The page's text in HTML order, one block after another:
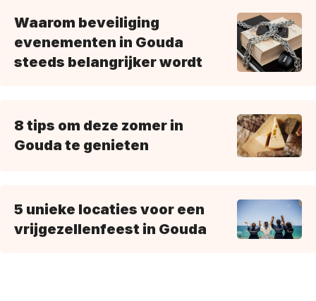
Waarom beveiliging
evenementen in Gouda
steeds belangrijker wordt
8 tips om deze zomer in
Gouda te genieten
5 unieke locaties voor een
vrijgezellenfeest in Gouda